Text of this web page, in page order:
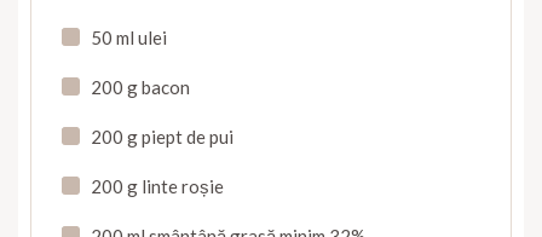
50 ml ulei
200 g bacon
200 g piept de pui
200 g linte roșie